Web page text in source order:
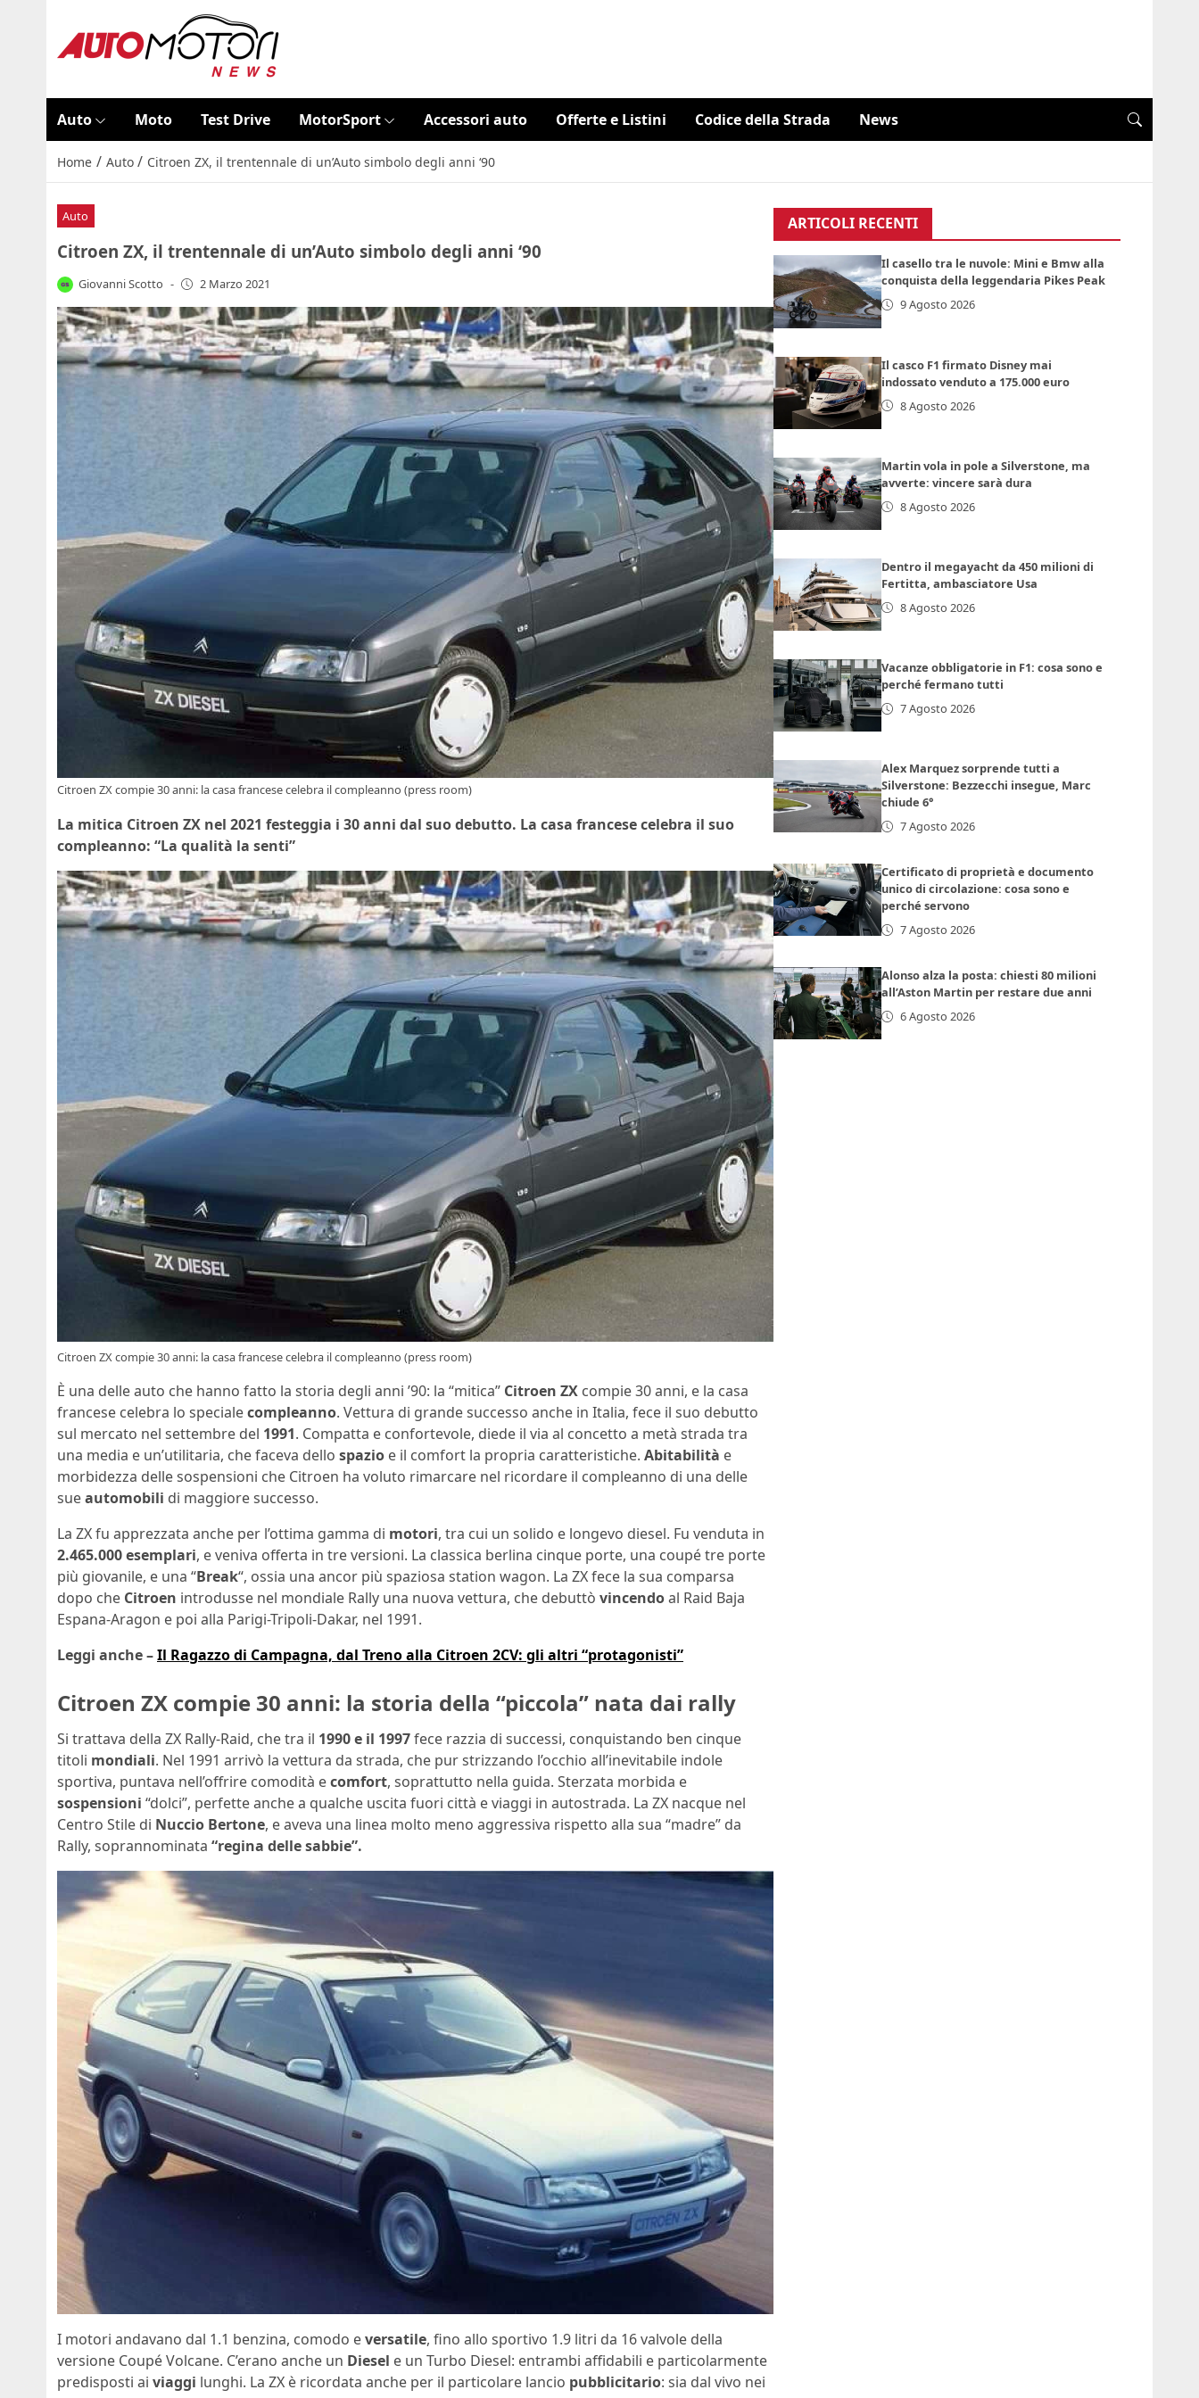
Auto Moto Test Drive MotorSport Accessori auto Offerte e Listini Codice della Strada News
Home / Auto / Citroen ZX, il trentennale di un’Auto simbolo degli anni ‘90
Auto
Citroen ZX, il trentennale di un’Auto simbolo degli anni ‘90
Giovanni Scotto - 2 Marzo 2021
Citroen ZX compie 30 anni: la casa francese celebra il compleanno (press room)
La mitica Citroen ZX nel 2021 festeggia i 30 anni dal suo debutto. La casa francese celebra il suo
compleanno: “La qualità la senti”
Citroen ZX compie 30 anni: la casa francese celebra il compleanno (press room)
È una delle auto che hanno fatto la storia degli anni ’90: la “mitica” Citroen ZX compie 30 anni, e la casa
francese celebra lo specialecompleanno. Vettura di grande successo anche in Italia, fece il suo debutto
sul mercato nel settembre del 1991. Compatta e confortevole, diede il via al concetto a metà strada tra
una media e un’utilitaria, che faceva dello spazio e il comfort la propria caratteristiche. Abitabilità e
morbidezza delle sospensioni che Citroen ha voluto rimarcare nel ricordare il compleanno di una delle
sueautomobili di maggiore successo.
La ZX fu apprezzata anche per l’ottima gamma di motori, tra cui un solido e longevo diesel. Fu venduta in
2.465.000 esemplari, e veniva offerta in tre versioni. La classica berlina cinque porte, una coupé tre porte
più giovanile, e una “Break“, ossia una ancor più spaziosa station wagon. La ZX fece la sua comparsa
dopo che Citroen introdusse nel mondiale Rally una nuova vettura, che debuttò vincendoal Raid Baja
Espana-Aragon e poi alla Parigi-Tripoli-Dakar, nel 1991.
Leggi anche –Il Ragazzo di Campagna, dal Treno alla Citroen 2CV: gli altri “protagonisti”
Citroen ZX compie 30 anni: la storia della “piccola” nata dai rally
Si trattava della ZX Rally-Raid, che tra il 1990 e il 1997fece razzia di successi, conquistando ben cinque
titoli mondiali. Nel 1991 arrivò la vettura da strada, che pur strizzando l’occhio all’inevitabile indole
sportiva, puntava nell’offrire comodità ecomfort, soprattutto nella guida. Sterzata morbida e
sospensioni “dolci”, perfette anche a qualche uscita fuori città e viaggi in autostrada. La ZX nacque nel
Centro Stile di Nuccio Bertone, e aveva una linea molto meno aggressiva rispetto alla sua “madre” da
Rally, soprannominata “regina delle sabbie”.
I motori andavano dal 1.1 benzina, comodo eversatile, fino allo sportivo 1.9 litri da 16 valvole della
versione Coupé Volcane. C’erano anche un Diesel e un Turbo Diesel: entrambi affidabili e particolarmente
predisposti ai viaggi lunghi. La ZX è ricordata anche per il particolare lancio pubblicitario: sia dal vivo nei
ARTICOLI RECENTI
Il casello tra le nuvole: Mini e Bmw alla
conquista della leggendaria Pikes Peak
9 Agosto 2026
Il casco F1 firmato Disney mai
indossato venduto a 175.000 euro
8 Agosto 2026
Martin vola in pole a Silverstone, ma
avverte: vincere sarà dura
8 Agosto 2026
Dentro il megayacht da 450 milioni di
Fertitta, ambasciatore Usa
8 Agosto 2026
Vacanze obbligatorie in F1: cosa sono e
perché fermano tutti
7 Agosto 2026
Alex Marquez sorprende tutti a
Silverstone: Bezzecchi insegue, Marc
chiude 6°
7 Agosto 2026
Certificato di proprietà e documento
unico di circolazione: cosa sono e
perché servono
7 Agosto 2026
Alonso alza la posta: chiesti 80 milioni
all’Aston Martin per restare due anni
6 Agosto 2026